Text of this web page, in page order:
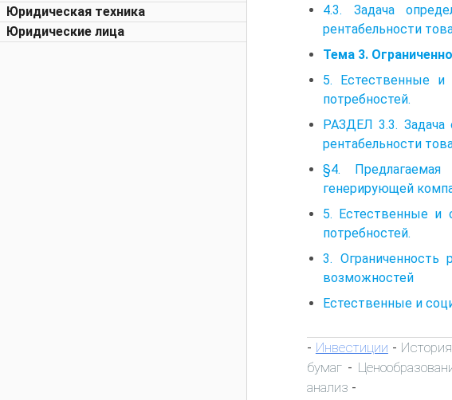
Юридическая техника
Юридические лица
4.3. Задача
рентабельности
Тема 3.
5. Естественные и
потребностей.
РАЗДЕЛ 3.3. Задача
рентабельности
§4. Предлагаемая
генерирующей
5. Естественные и
потребностей.
3. Ограниченность
возможностей
Естественные и
- Инвестиции -
бумаг -
анализ -